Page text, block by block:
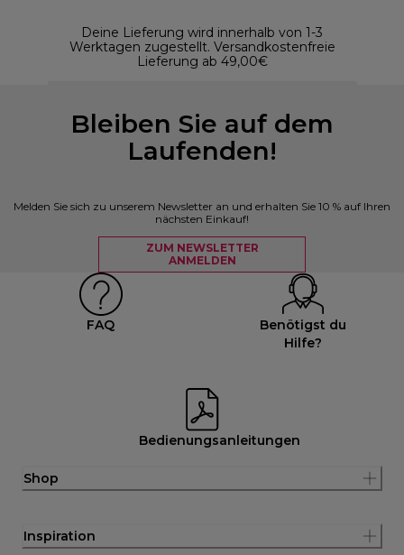
Deine Lieferung wird innerhalb von 1-3
Werktagen zugestellt. Versandkostenfreie
Lieferung ab 49,00€
Bleiben Sie auf dem
Laufenden!
Melden Sie sich zu unserem Newsletter an und erhalten Sie 10 % auf Ihren
nächsten Einkauf!
ZUM NEWSLETTER
ANMELDEN
FAQ
Benötigst du
Hilfe?
Bedienungsanleitungen
Shop
Inspiration